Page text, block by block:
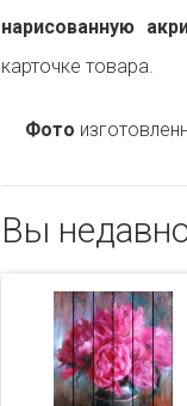
нарисованную
карточке товара.
Фото
Вы